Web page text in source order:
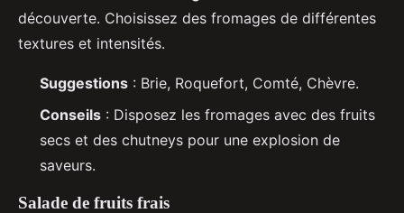
découverte. Choisissez des fromages de différentes
textures et intensités.
Suggestions : Brie, Roquefort, Comté, Chèvre.
Conseils : Disposez les fromages avec des fruits
secs et des chutneys pour une explosion de
saveurs.
Salade de fruits frais